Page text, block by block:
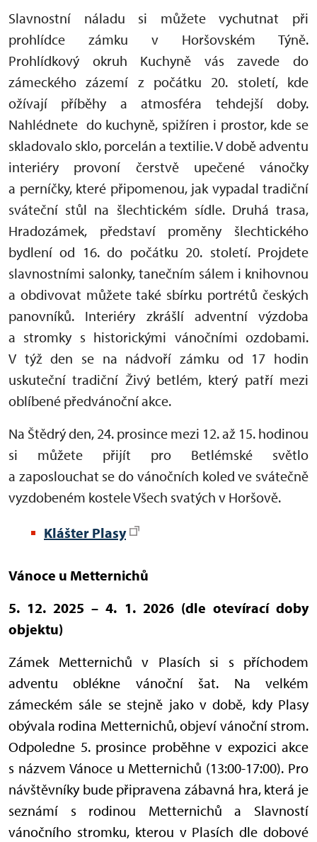
Slavnostní náladu si můžete vychutnat při
prohlídce zámku v Horšovském Týně.
Prohlídkový okruh Kuchyně vás zavede do
zámeckého zázemí z počátku 20. století, kde
ožívají příběhy a atmosféra tehdejší doby.
Nahlédnete do kuchyně, spižíren i prostor, kde se
skladovalo sklo, porcelán a textilie. V době adventu
interiéry provoní čerstvě upečené vánočky
a perníčky, které připomenou, jak vypadal tradiční
sváteční stůl na šlechtickém sídle. Druhá trasa,
Hradozámek, představí proměny šlechtického
bydlení od 16. do počátku 20. století. Projdete
slavnostními salonky, tanečním sálem i knihovnou
a obdivovat můžete také sbírku portrétů českých
panovníků. Interiéry zkrášlí adventní výzdoba
a stromky s historickými vánočními ozdobami.
V týž den se na nádvoří zámku od 17 hodin
uskuteční tradiční Živý betlém, který patří mezi
oblíbené předvánoční akce.
Na Štědrý den, 24. prosince mezi 12. až 15. hodinou
si můžete přijít pro Betlémské světlo
a zaposlouchat se do vánočních koled ve svátečně
vyzdobeném kostele Všech svatých v Horšově.
Klášter Plasy
Vánoce u Metternichů
5. 12. 2025 – 4. 1. 2026 (dle otevírací doby
objektu)
Zámek Metternichů v Plasích si s příchodem
adventu oblékne vánoční šat. Na velkém
zámeckém sále se stejně jako v době, kdy Plasy
obývala rodina Metternichů, objeví vánoční strom.
Odpoledne 5. prosince proběhne v expozici akce
s názvem Vánoce u Metternichů (13:00-17:00). Pro
návštěvníky bude připravena zábavná hra, která je
seznámí s rodinou Metternichů a Slavností
vánočního stromku, kterou v Plasích dle dobové